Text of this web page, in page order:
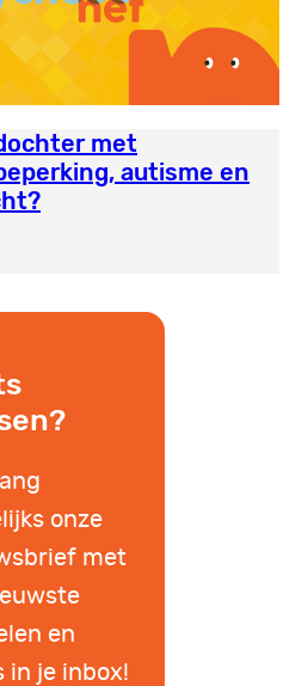
met
autisme en
onze
met
en
in je inbox!